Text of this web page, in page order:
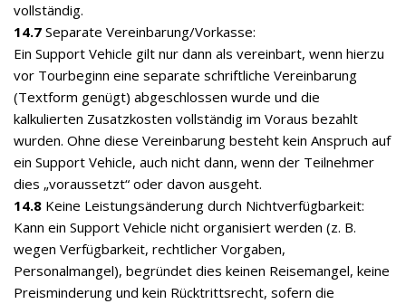
vollständig.
14.7 Separate Vereinbarung/Vorkasse:
Ein Support Vehicle gilt nur dann als vereinbart, wenn hierzu
vor Tourbeginn eine separate schriftliche Vereinbarung
(Textform genügt) abgeschlossen wurde und die
kalkulierten Zusatzkosten vollständig im Voraus bezahlt
wurden. Ohne diese Vereinbarung besteht kein Anspruch auf
ein Support Vehicle, auch nicht dann, wenn der Teilnehmer
dies „voraussetzt“ oder davon ausgeht.
14.8 Keine Leistungsänderung durch Nichtverfügbarkeit:
Kann ein Support Vehicle nicht organisiert werden (z. B.
wegen Verfügbarkeit, rechtlicher Vorgaben,
Personalmangel), begründet dies keinen Reisemangel, keine
Preisminderung und kein Rücktrittsrecht, sofern die